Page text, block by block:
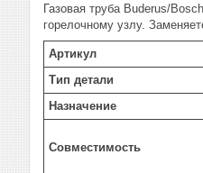
Газовая труба Buderus/
горелочному узлу.
Артикул
Тип детали
Назначение
Совместимость